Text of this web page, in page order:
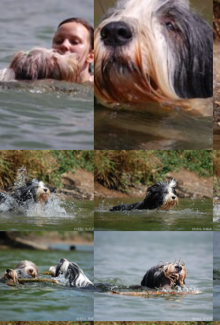
Vrh „L“
Vrh „K“
Vrh „J“
Vrh „I“
Vrh „H“ – externí vrh
Vrh „G“
Vrh „F“
Vrh „E“
Vrh „D“
Jon Snow
Iowerth
Fercart Cidaris
Štěňátka